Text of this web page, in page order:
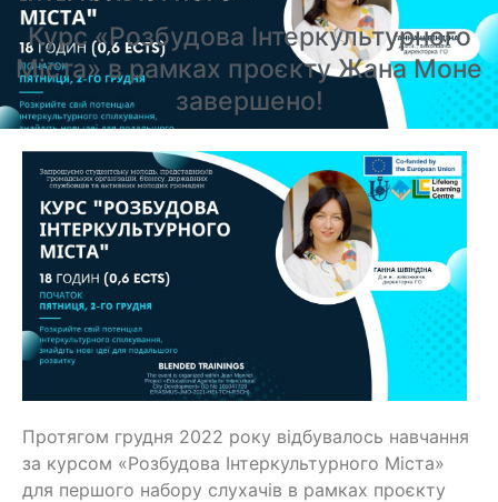
Курс «Розбудова Інтеркультурного
Міста» в рамках проєкту Жана Моне
завершено!
Протягом грудня 2022 року відбувалось навчання
за курсом «Розбудова Інтеркультурного Міста»
для першого набору слухачів в рамках проєкту